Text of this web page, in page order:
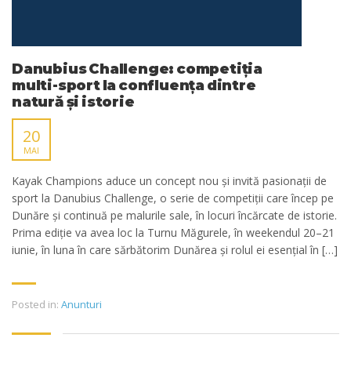
Danubius Challenge: competiția
multi-sport la confluența dintre
natură și istorie
20
MAI
Kayak Champions aduce un concept nou și invită pasionații de
sport la Danubius Challenge, o serie de competiții care încep pe
Dunăre și continuă pe malurile sale, în locuri încărcate de istorie.
Prima ediție va avea loc la Turnu Măgurele, în weekendul 20–21
iunie, în luna în care sărbătorim Dunărea și rolul ei esențial în […]
Posted in: Anunturi